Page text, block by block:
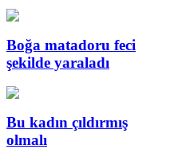
Boğa matadoru feci
şekilde yaraladı
Bu kadın çıldırmış
olmalı